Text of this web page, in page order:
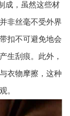
成，虽然这些材
非丝毫不受外界
扣不可避免地会
生刮痕。此外，
衣物摩擦，这种
。